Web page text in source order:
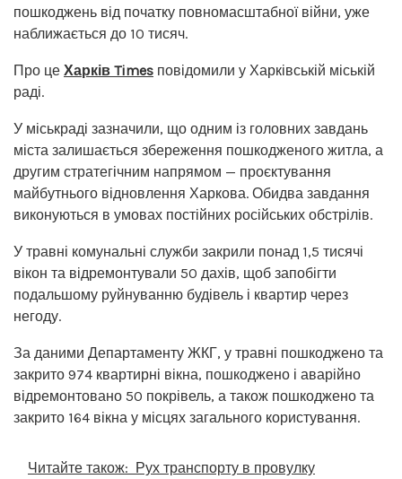
пошкоджень від початку повномасштабної війни, уже
наближається до 10 тисяч.
Про це Харків Times повідомили у Харківській міській
раді.
У міськраді зазначили, що одним із головних завдань
міста залишається збереження пошкодженого житла, а
другим стратегічним напрямом — проєктування
майбутнього відновлення Харкова. Обидва завдання
виконуються в умовах постійних російських обстрілів.
У травні комунальні служби закрили понад 1,5 тисячі
вікон та відремонтували 50 дахів, щоб запобігти
подальшому руйнуванню будівель і квартир через
негоду.
За даними Департаменту ЖКГ, у травні пошкоджено та
закрито 974 квартирні вікна, пошкоджено і аварійно
відремонтовано 50 покрівель, а також пошкоджено та
закрито 164 вікна у місцях загального користування.
Читайте також: Рух транспорту в провулку